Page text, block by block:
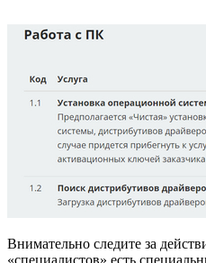
Внимательно следите за
«специалистов» есть